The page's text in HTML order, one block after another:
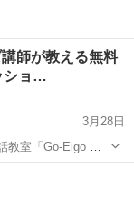
師が教える無料
ショ…
3月28日
室「Go-Eigo ミ
メリカから来たボ